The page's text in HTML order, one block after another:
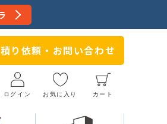
り依頼・ お問い合わせ
ログイン お気に入り カート